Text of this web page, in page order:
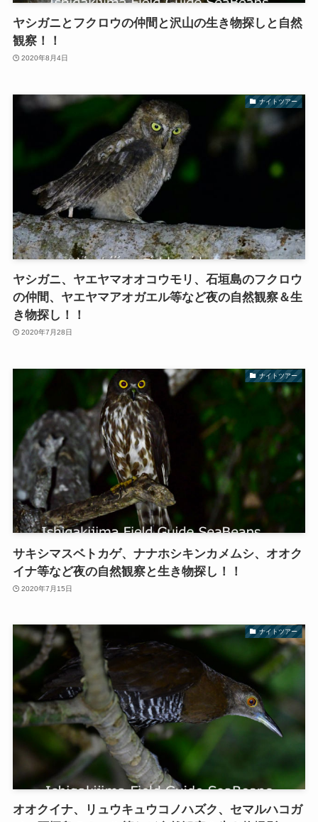
ヤシガニとフクロウの仲間と沢山の生き物探しと自然
観察！！
2020年8月4日
ナイトツアー
ヤシガニ、ヤエヤマオオコウモリ、石垣島のフクロウ
の仲間、ヤエヤマアオガエル等など夜の自然観察＆生
き物探し！！
2020年7月28日
ナイトツアー
サキシマスベトカゲ、ナナホシキンカメムシ、オオク
イナ等など夜の自然観察と生き物探し！！
2020年7月15日
ナイトツアー
オオクイナ、リュウキュウコノハズク、セマルハコガ